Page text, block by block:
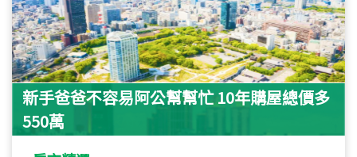
新手爸爸不容易阿公幫幫忙 10年購屋總價多
550萬